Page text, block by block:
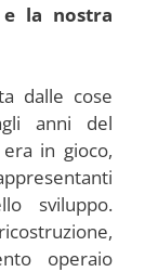
la nostra
dalle cose
anni del
in gioco,
sviluppo.
operaio